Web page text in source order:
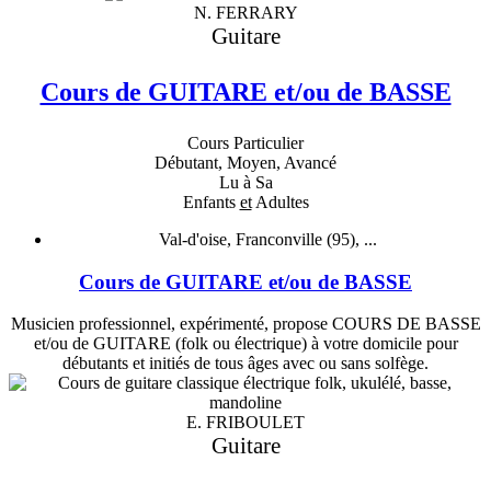
N. FERRARY
Guitare
Cours de GUITARE et/ou de BASSE
Cours Particulier
Débutant, Moyen, Avancé
Lu à Sa
Enfants etAdultes
Val-d'oise, Franconville (95), ...
Cours de GUITARE et/ou de BASSE
Musicien professionnel, expérimenté, propose COURS DE BASSE
et/ou de GUITARE (folk ou électrique) à votre domicile pour
débutants et initiés de tous âges avec ou sans solfège.
E. FRIBOULET
Guitare